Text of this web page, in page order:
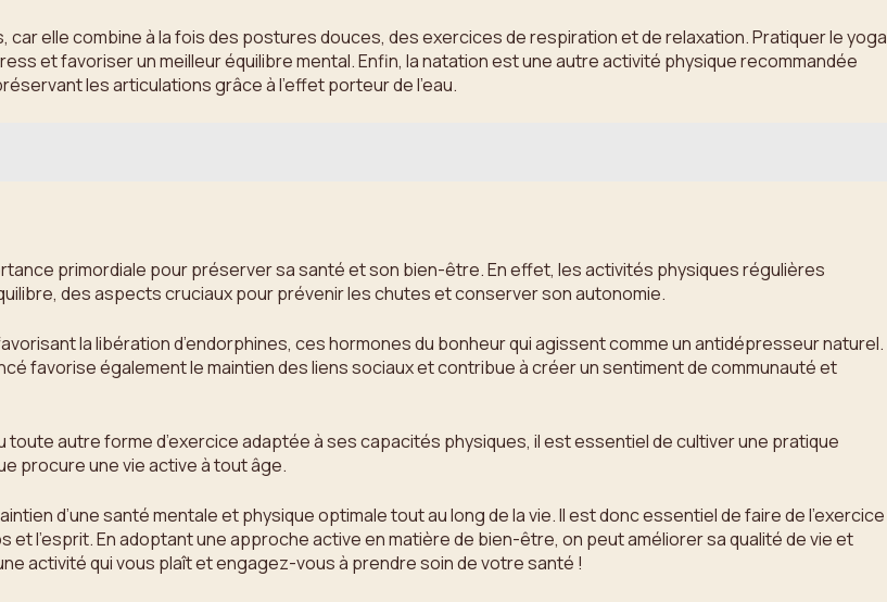
elle combine à la fois des postures douces, des exercices de respiration et de relaxation. Pratiquer le yoga
et favoriser un meilleur équilibre mental. Enfin, la natation est une autre activité physique recommandée
les articulations grâce à l’effet porteur de l’eau.
primordiale pour préserver sa santé et son bien-être. En effet, les activités physiques régulières
des aspects cruciaux pour prévenir les chutes et conserver son autonomie.
la libération d’endorphines, ces hormones du bonheur qui agissent comme un antidépresseur naturel.
favorise également le maintien des liens sociaux et contribue à créer un sentiment de communauté et
toute autre forme d’exercice adaptée à ses capacités physiques, il est essentiel de cultiver une pratique
procure une vie active à tout âge.
d’une santé mentale et physique optimale tout au long de la vie. Il est donc essentiel de faire de l’exercice
l’esprit. En adoptant une approche active en matière de bien-être, on peut améliorer sa qualité de vie et
activité qui vous plaît et engagez-vous à prendre soin de votre santé !